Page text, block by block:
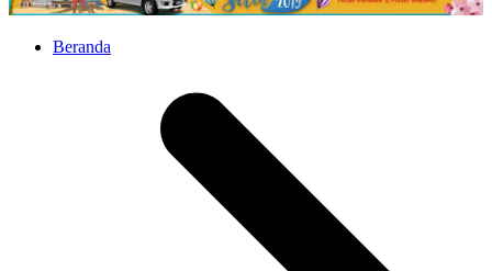
Beranda